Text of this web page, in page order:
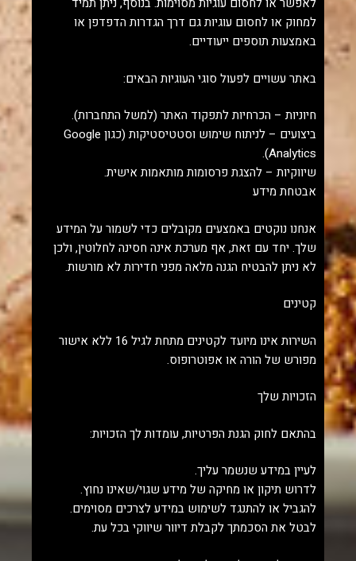
למחוק או לחסום עוגיות גם דרך הגדרות הדפדפן או
באמצעות תוספים ייעודיים.
באתר עשויים לפעול סוגי העוגיות הבאים:
חיוניות – הכרחיות לתפקוד האתר (למשל התחברות).
ביצועים – לניתוח שימוש וסטטיסטיקות (כגון Google
Analytics).
שיווקיות – להצגת פרסומות מותאמות אישית.
אבטחת מידע
אנחנו נוקטים באמצעים מקובלים כדי לשמור על המידע
שלך. יחד עם זאת, אף מערכת אינה חסינה לחלוטין, ולכן
לא ניתן להבטיח הגנה מלאה מפני חדירות לא מורשות.
קטינים
השירות אינו מיועד לקטינים מתחת לגיל 16 ללא אישור
מפורש של הורה או אפוטרופוס.
הזכויות שלך
בהתאם לחוק הגנת הפרטיות, עומדות לך הזכויות:
לעיין במידע שנשמר עליך.
לדרוש תיקון או מחיקה של מידע שגוי/שאינו נחוץ.
להגביל או להתנגד לשימוש במידע לצרכים מסוימים.
לבטל את הסכמתך לקבלת דיוור שיווקי בכל עת.